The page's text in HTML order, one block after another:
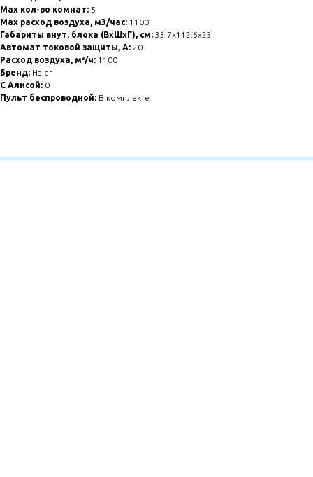
Max кол-во комнат: 5
Max расход воздуха, м3/час: 1100
Габариты внут. блока (ВхШхГ), см: 33.7x112.6x23
Автомат токовой защиты, A: 20
Расход воздуха, м³/ч: 1100
Бренд: Haier
С Алисой: 0
Пульт беспроводной: В комплекте